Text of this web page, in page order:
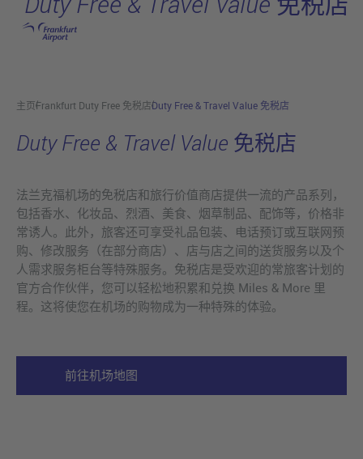
跳转至主页
主页Frankfurt Duty Free 免税店Duty Free & Travel Value 免税店
Duty Free & Travel Value 免税店
法兰克福机场的免税店和旅行价值商店提供一流的产品系列，
包括香水、化妆品、烈酒、美食、烟草制品、配饰等，价格非
常诱人。此外，旅客还可享受礼品包装、电话预订或互联网预
购、修改服务（在部分商店）、店与店之间的送货服务以及个
人需求服务柜台等特殊服务。免税店是受欢迎的常旅客计划的
官方合作伙伴，您可以轻松地积累和兑换 Miles & More 里
程。这将使您在机场的购物成为一种特殊的体验。
前往机场地图